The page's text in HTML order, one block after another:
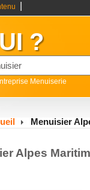
?
Menuiserie
Menuisier
Alpes